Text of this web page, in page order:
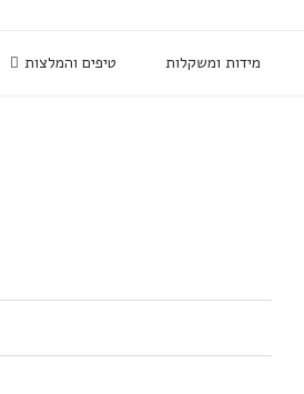
מידות ומשקלות טיפים והמלצות